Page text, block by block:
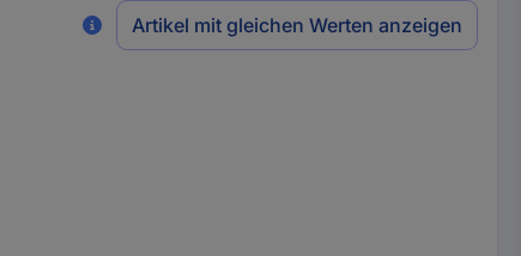
Artikel mit gleichen Werten anzeigen